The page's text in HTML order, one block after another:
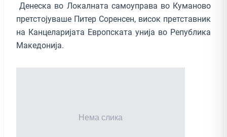
Денеска во Локалната самоуправа во Куманово
претстојуваше Питер Соренсен, висок претставник
на Канцеларијата Европската унија во Република
Македонија.